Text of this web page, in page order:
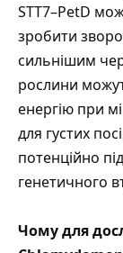
STT7–PetD
зробити
сильнішим
рослини
енергію при
для густих
потенційно
генетичного
Чому для